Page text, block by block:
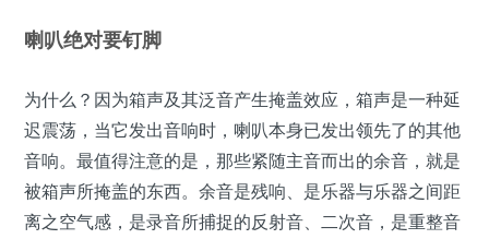
喇叭绝对要钉脚
为什么？因为箱声及其泛音产生掩盖效应，箱声是一种延
迟震荡，当它发出音响时，喇叭本身已发出领先了的其他
音响。最值得注意的是，那些紧随主音而出的余音，就是
被箱声所掩盖的东西。余音是残响、是乐器与乐器之间距
离之空气感，是录音所捕捉的反射音、二次音，是重整音